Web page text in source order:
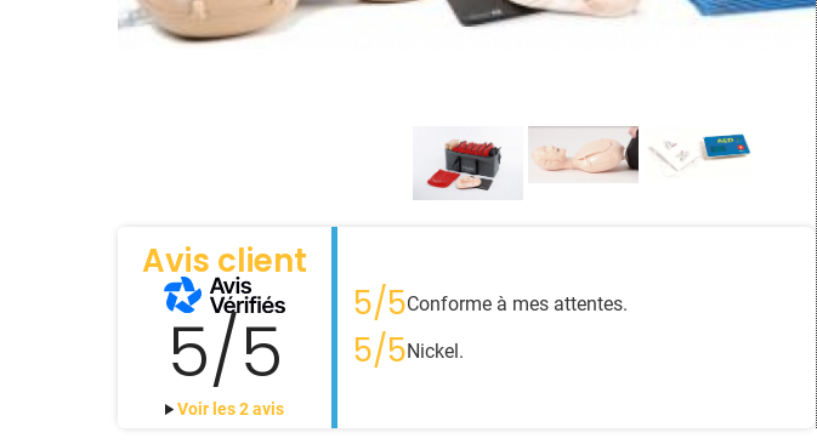
Avis client
5/5
Voir les 2 avis
5/5Conforme à mes attentes.
5/5Nickel.